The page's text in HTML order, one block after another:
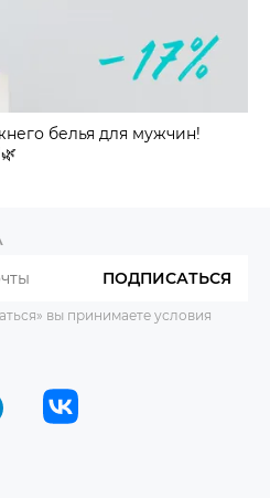
белья для мужчин!
ПОДПИСАТЬСЯ
вы принимаете условия